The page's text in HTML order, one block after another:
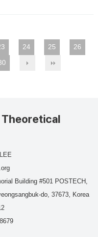
24 25
26
Building #501 POSTECH,
do, 37673, Korea